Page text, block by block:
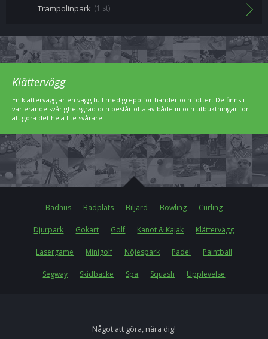
Trampolinpark (1 st)
Klättervägg
En klättervägg är en vägg full med grepp för händer och fötter. De finns i
varierande svårighetsgrad och består ofta av både in och utbuktningar för
att göra det hela lite svårare.
Badhus Badplats Biljard Bowling Curling
Djurpark Gokart Golf Kanot & Kajak Klättervägg
Lasergame Minigolf Nöjespark Padel Paintball
Segway Skidbacke Spa Squash Upplevelse
Något att göra, nära dig!